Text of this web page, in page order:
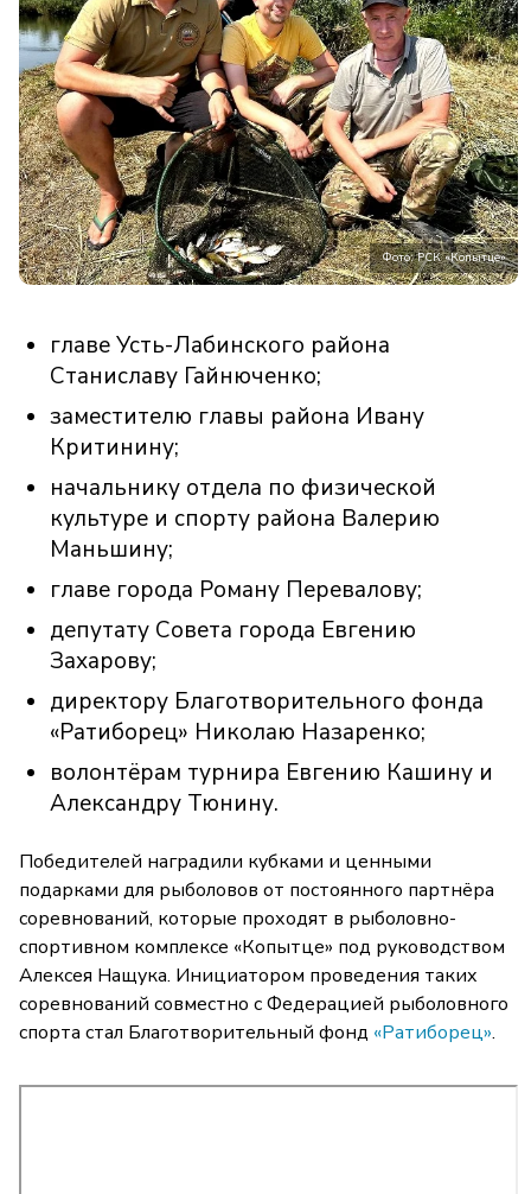
Фото: РСК «Копытце»
главе Усть-Лабинского района
Станиславу Гайнюченко;
заместителю главы района Ивану
Критинину;
начальнику отдела по физической
культуре и спорту района Валерию
Маньшину;
главе города Роману Перевалову;
депутату Совета города Евгению
Захарову;
директору Благотворительного фонда
«Ратиборец» Николаю Назаренко;
волонтёрам турнира Евгению Кашину и
Александру Тюнину.
Победителей наградили кубками и ценными
подарками для рыболовов от постоянного партнёра
соревнований, которые проходят в рыболовно-
спортивном комплексе «Копытце» под руководством
Алексея Нащука. Инициатором проведения таких
соревнований совместно с Федерацией рыболовного
спорта стал Благотворительный фонд «Ратиборец».